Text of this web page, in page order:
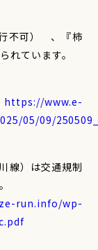
不可） 、『柿
ています。
https://www.e-
05/09/
線）は交通規制
run.info/wp-